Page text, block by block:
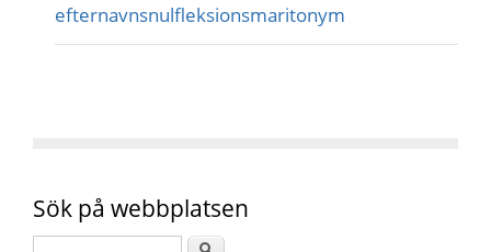
efternavnsnulfleksionsmaritonym
Sök på webbplatsen